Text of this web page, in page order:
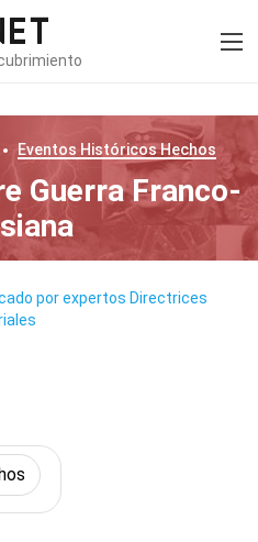
Eventos HistóricosHechos
Guerra Franco-
por expertos Directrices